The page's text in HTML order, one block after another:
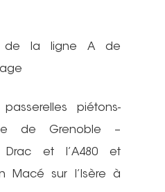
de la ligne A de
piétons-
de Grenoble –
et l’A480 et
Macé sur l’Isère à